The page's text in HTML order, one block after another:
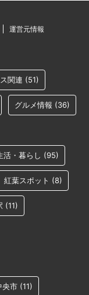
運営元情報
関連 (51)
グルメ情報 (36)
活・暮らし (95)
紅葉スポット (8)
(11)
央市 (11)